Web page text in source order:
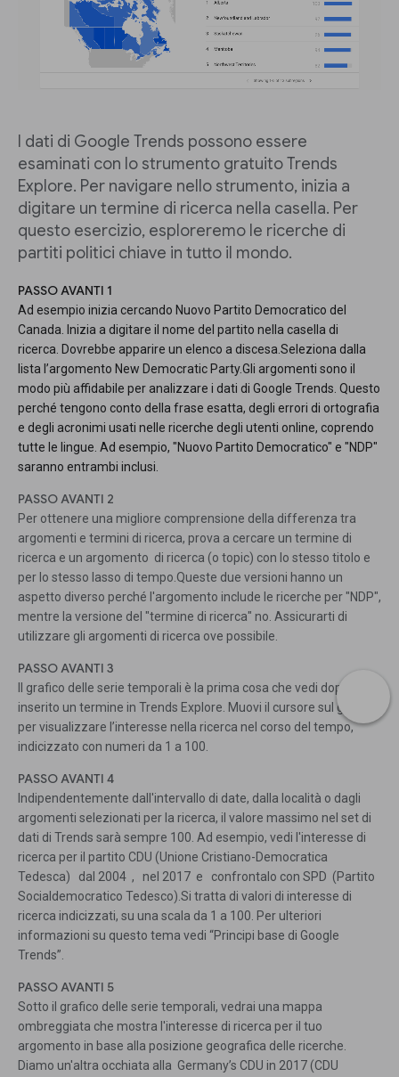
I dati di Google Trends possono essere
esaminati con lo strumento gratuito Trends
Explore. Per navigare nello strumento, inizia a
digitare un termine di ricerca nella casella. Per
questo esercizio, esploreremo le ricerche di
partiti politici chiave in tutto il mondo.
PASSO AVANTI 1
Ad esempio inizia cercando Nuovo Partito Democratico del
Canada. Inizia a digitare il nome del partito nella casella di
ricerca. Dovrebbe apparire un elenco a discesa.Seleziona dalla
lista l’argomento New Democratic Party.Gli argomenti sono il
modo più affidabile per analizzare i dati di Google Trends. Questo
perché tengono conto della frase esatta, degli errori di ortografia
e degli acronimi usati nelle ricerche degli utenti online, coprendo
tutte le lingue. Ad esempio, "Nuovo Partito Democratico" e "NDP"
saranno entrambi inclusi.
PASSO AVANTI 2
Per ottenere una migliore comprensione della differenza tra
argomenti e termini di ricerca, prova a cercare un termine di
ricerca e un argomento di ricerca (o topic) con lo stesso titolo e
per lo stesso lasso di tempo.Queste due versioni hanno un
aspetto diverso perché l'argomento include le ricerche per "NDP",
mentre la versione del "termine di ricerca" no. Assicurarti di
utilizzare gli argomenti di ricerca ove possibile.
PASSO AVANTI 3
Il grafico delle serie temporali è la prima cosa che vedi dopo aver
inserito un termine in Trends Explore. Muovi il cursore sul grafico
per visualizzare l’interesse nella ricerca nel corso del tempo,
indicizzato con numeri da 1 a 100.
PASSO AVANTI 4
Indipendentemente dall'intervallo di date, dalla località o dagli
argomenti selezionati per la ricerca, il valore massimo nel set di
dati di Trends sarà sempre 100. Ad esempio, vedi l'interesse di
ricerca per il partito CDU (Unione Cristiano-Democratica
Tedesca) dal 2004 , nel 2017 e confrontalo con SPD (Partito
Socialdemocratico Tedesco).Si tratta di valori di interesse di
ricerca indicizzati, su una scala da 1 a 100. Per ulteriori
informazioni su questo tema vedi “Principi base di Google
Trends”.
PASSO AVANTI 5
Sotto il grafico delle serie temporali, vedrai una mappa
ombreggiata che mostra l'interesse di ricerca per il tuo
argomento in base alla posizione geografica delle ricerche.
Diamo un'altra occhiata alla Germany’s CDU in 2017 (CDU